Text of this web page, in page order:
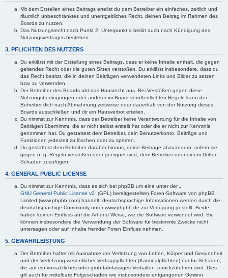
Mit dem Erstellen eines Beitrags erteilst du dem Betreiber ein einfaches, zeitlich und
räumlich unbeschränktes und unentgeltliches Recht, deinen Beitrag im Rahmen des
Boards zu nutzen.
Das Nutzungsrecht nach Punkt 2, Unterpunkt a bleibt auch nach Kündigung des
Nutzungsvertrages bestehen.
3. PFLICHTEN DES NUTZERS
Du erklärst mit der Erstellung eines Beitrags, dass er keine Inhalte enthält, die gegen
geltendes Recht oder die guten Sitten verstoßen. Du erklärst insbesondere, dass du
das Recht besitzt, die in deinen Beiträgen verwendeten Links und Bilder zu setzen
bzw. zu verwenden.
Der Betreiber des Boards übt das Hausrecht aus. Bei Verstößen gegen diese
Nutzungsbedingungen oder anderer im Board veröffentlichten Regeln kann der
Betreiber dich nach Abmahnung zeitweise oder dauerhaft von der Nutzung dieses
Boards ausschließen und dir ein Hausverbot erteilen.
Du nimmst zur Kenntnis, dass der Betreiber keine Verantwortung für die Inhalte von
Beiträgen übernimmt, die er nicht selbst erstellt hat oder die er nicht zur Kenntnis
genommen hat. Du gestattest dem Betreiber, dein Benutzerkonto, Beiträge und
Funktionen jederzeit zu löschen oder zu sperren.
Du gestattest dem Betreiber darüber hinaus, deine Beiträge abzuändern, sofern sie
gegen o. g. Regeln verstoßen oder geeignet sind, dem Betreiber oder einem Dritten
Schaden zuzufügen.
4. GENERAL PUBLIC LICENSE
Du nimmst zur Kenntnis, dass es sich bei phpBB um eine unter der „
GNU General Public License v2“ (GPL) bereitgestellten Foren-Software von phpBB
Limited (www.phpbb.com) handelt; deutschsprachige Informationen werden durch die
deutschsprachige Community unter www.phpbb.de zur Verfügung gestellt. Beide
haben keinen Einfluss auf die Art und Weise, wie die Software verwendet wird. Sie
können insbesondere die Verwendung der Software für bestimmte Zwecke nicht
untersagen oder auf Inhalte fremder Foren Einfluss nehmen.
5. GEWÄHRLEISTUNG
Der Betreiber haftet mit Ausnahme der Verletzung von Leben, Körper und Gesundheit
und der Verletzung wesentlicher Vertragspflichten (Kardinalpflichten) nur für Schäden,
die auf ein vorsätzliches oder grob fahrlässiges Verhalten zurückzuführen sind. Dies
gilt auch für mittelbare Folgeschäden wie insbesondere entgangenen Gewinn.